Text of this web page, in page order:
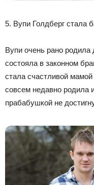
5. Вупи Голдберг стала
Вупи очень рано родила
состояла в законном
стала счастливой
совсем недавно родила
прабабушкой не